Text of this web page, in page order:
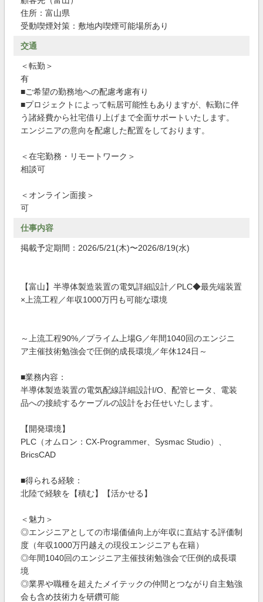
住所：富山県
受動喫煙対策：敷地内喫煙可能場所あり
交通
＜転勤＞
有
■ご希望の勤務地への配慮考慮有り
■プロジェクトによって転居可能性もありますが、転勤に伴
う諸経費から社宅借り上げまで全面サポートいたします。
エンジニアの意向を配慮した配置をしております。
＜在宅勤務・リモートワーク＞
相談可
＜オンライン面接＞
可
仕事内容
掲載予定期間：2026/5/21(木)〜2026/8/19(水)
【富山】半導体製造装置の電気詳細設計／PLC◆最先端装置
×上流工程／年収1000万円も可能な環境
～上流工程90%／プライム上場G／年間1040回のエンジニ
ア主催技術勉強会で圧倒的成長環境／年休124日～
■業務内容：
半導体製造装置の電気配線詳細設計I/O、配管ヒータ、電装
品への接続するケーブルの設計をお任せいたします。
【開発環境】
PLC（オムロン：CX-Programmer、Sysmac Studio）、
BricsCAD
■得られる経験：
北陸で経験を【積む】【活かせる】
＜魅力＞
◎エンジニアとしての市場価値向上が年収に直結する評価制
度（年収1000万円越えの現役エンジニアも在籍）
◎年間1040回のエンジニア主催技術勉強会で圧倒的成長環
境
◎業界や職種を超えたメイテックの仲間とつながり自主勉強
会も含め技術力を研鑽可能